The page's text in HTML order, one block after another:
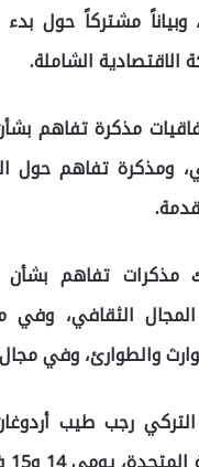
وبياناً مشتركاً حول
الاقتصادية الشاملة.
مذكرة تفاهم
ومذكرة تفاهم حول
مذكرات تفاهم بشأن
الثقافي، وفي
والطوارئ، وفي مجال
رجب طيب